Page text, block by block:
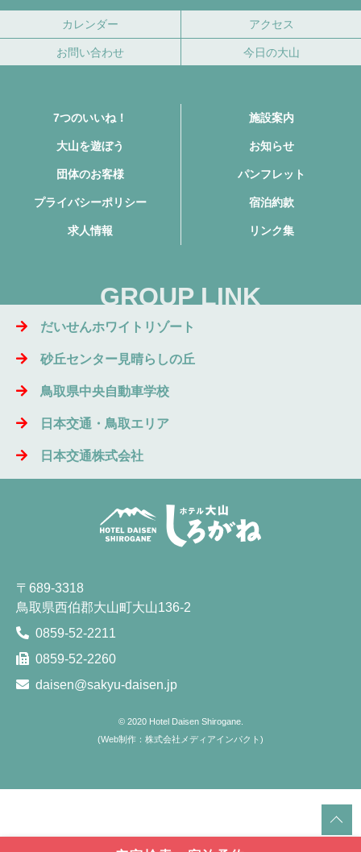
カレンダー アクセス
お問い合わせ 今日の大山
7つのいいね！ 施設案内
大山を遊ぼう お知らせ
団体のお客様 パンフレット
プライバシーポリシー 宿泊約款
求人情報 リンク集
GROUP LINK
だいせんホワイトリゾート
砂丘センター見晴らしの丘
鳥取県中央自動車学校
日本交通・鳥取エリア
日本交通株式会社
〒689-3318
鳥取県西伯郡大山町大山136-2
0859-52-2211
0859-52-2260
daisen@sakyu-daisen.jp
© 2020 Hotel Daisen Shirogane.
(Web制作：株式会社メディアインパクト )